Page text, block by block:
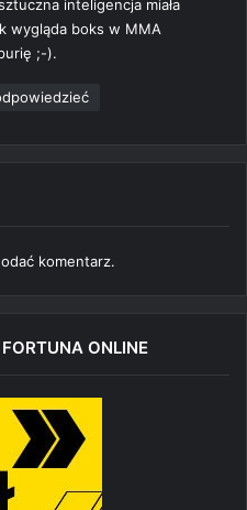
e
:
inteligencja miała
wygląda boks w MMA
;-).
komentarz.
ONLINE